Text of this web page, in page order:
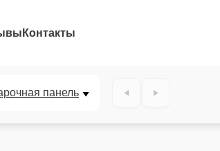
Контакты
панель